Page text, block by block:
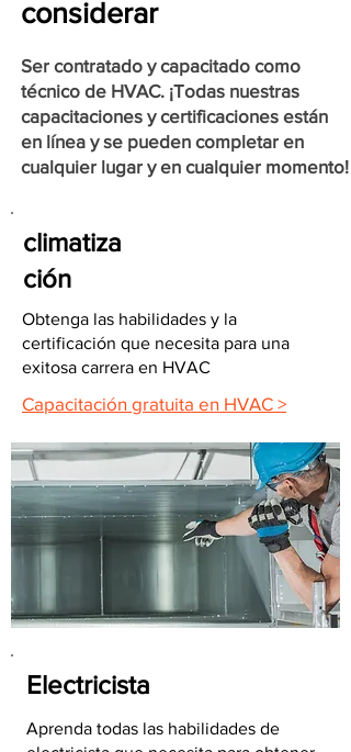
considerar
Ser contratado y capacitado como
técnico de HVAC. ¡Todas nuestras
capacitaciones y certificaciones están
en línea y se pueden completar en
cualquier lugar y en cualquier momento!
climatiza
ción
Obtenga las habilidades y la
certificación que necesita para una
exitosa carrera en HVAC
Capacitación gratuita en HVAC >
Electricista
Aprenda todas las habilidades de